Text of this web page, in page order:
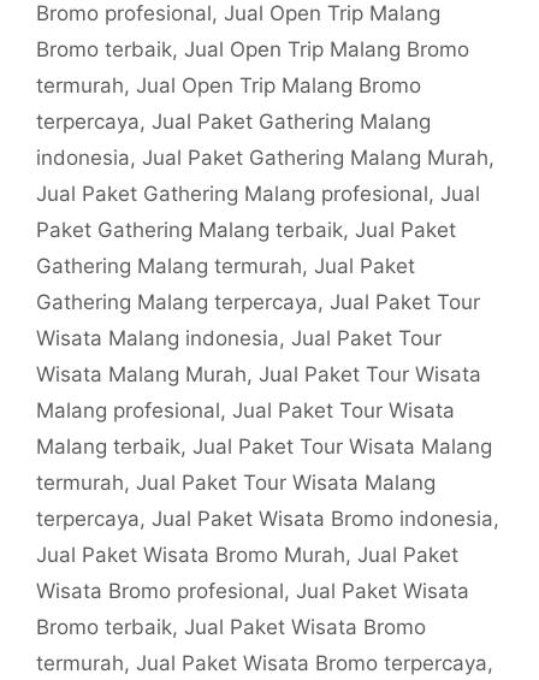
Bromo profesional, Jual Open Trip Malang
Bromo terbaik, Jual Open Trip Malang Bromo
termurah, Jual Open Trip Malang Bromo
terpercaya, Jual Paket Gathering Malang
indonesia, Jual Paket Gathering Malang Murah,
Jual Paket Gathering Malang profesional, Jual
Paket Gathering Malang terbaik, Jual Paket
Gathering Malang termurah, Jual Paket
Gathering Malang terpercaya, Jual Paket Tour
Wisata Malang indonesia, Jual Paket Tour
Wisata Malang Murah, Jual Paket Tour Wisata
Malang profesional, Jual Paket Tour Wisata
Malang terbaik, Jual Paket Tour Wisata Malang
termurah, Jual Paket Tour Wisata Malang
terpercaya, Jual Paket Wisata Bromo indonesia,
Jual Paket Wisata Bromo Murah, Jual Paket
Wisata Bromo profesional, Jual Paket Wisata
Bromo terbaik, Jual Paket Wisata Bromo
termurah, Jual Paket Wisata Bromo terpercaya,